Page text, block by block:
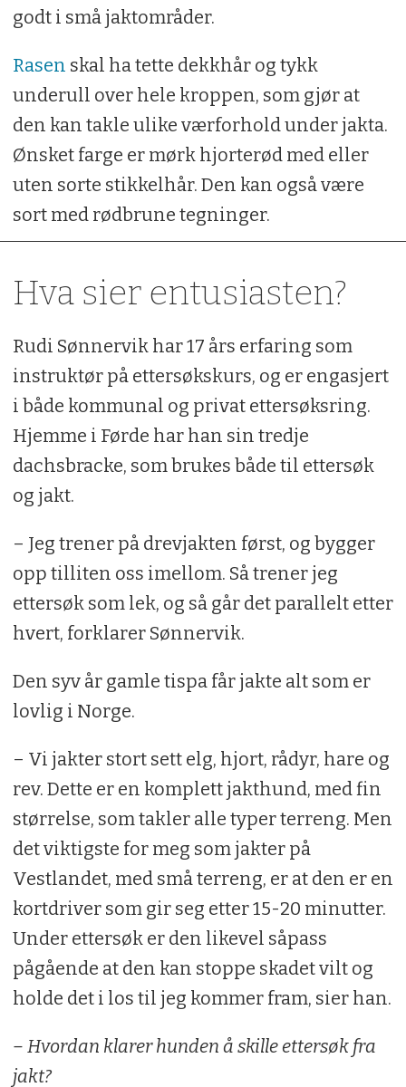
godt i små jaktområder.
Rasen skal ha tette dekkhår og tykk
underull over hele kroppen, som gjør at
den kan takle ulike værforhold under jakta.
Ønsket farge er mørk hjorterød med eller
uten sorte stikkelhår. Den kan også være
sort med rødbrune tegninger.
Hva sier entusiasten?
Rudi Sønnervik har 17 års erfaring som
instruktør på ettersøkskurs, og er engasjert
i både kommunal og privat ettersøksring.
Hjemme i Førde har han sin tredje
dachsbracke, som brukes både til ettersøk
og jakt.
– Jeg trener på drevjakten først, og bygger
opp tilliten oss imellom. Så trener jeg
ettersøk som lek, og så går det parallelt etter
hvert, forklarer Sønnervik.
Den syv år gamle tispa får jakte alt som er
lovlig i Norge.
– Vi jakter stort sett elg, hjort, rådyr, hare og
rev. Dette er en komplett jakthund, med fin
størrelse, som takler alle typer terreng. Men
det viktigste for meg som jakter på
Vestlandet, med små terreng, er at den er en
kortdriver som gir seg etter 15-20 minutter.
Under ettersøk er den likevel såpass
pågående at den kan stoppe skadet vilt og
holde det i los til jeg kommer fram, sier han.
– Hvordan klarer hunden å skille ettersøk fra
jakt?